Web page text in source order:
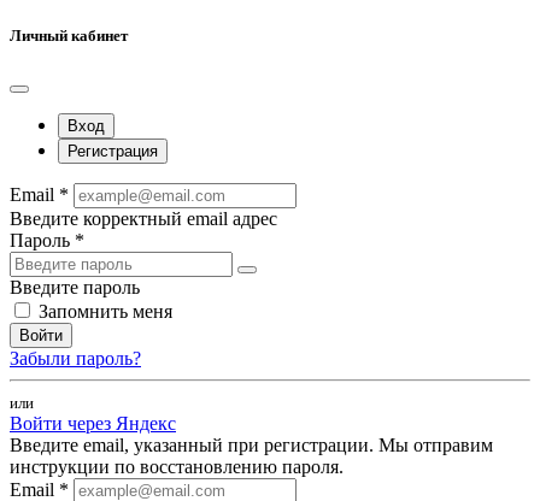
Личный кабинет
Вход
Регистрация
Email *
Введите корректный email адрес
Пароль *
Введите пароль
Запомнить меня
Войти
Забыли пароль?
или
Войти через Яндекс
Введите email, указанный при регистрации. Мы отправим
инструкции по восстановлению пароля.
Email *